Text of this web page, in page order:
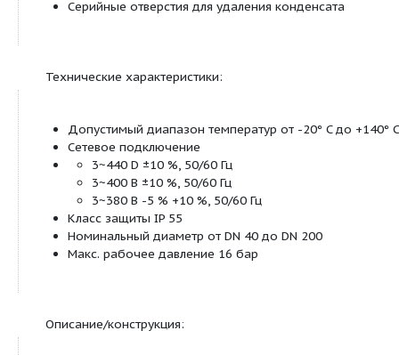
Электронно регулируемый сдвоенный насос с
Применение:
Для перекачивания воды систем отопления
2035), водогликолевой смеси и охлаждающей и
воды без абразивных веществ в системах
кондиционирования и охлаждения
Обозначение: